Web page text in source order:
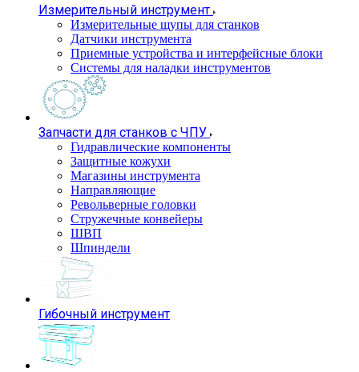
Измерительный инструмент
Измерительные щупы для станков
Датчики инструмента
Приемные устройства и интерфейсные блоки
Системы для наладки инструментов
Запчасти для станков с ЧПУ
Гидравлические компоненты
Защитные кожухи
Магазины инструмента
Направляющие
Револьверные головки
Стружечные конвейеры
ШВП
Шпиндели
Гибочный инструмент